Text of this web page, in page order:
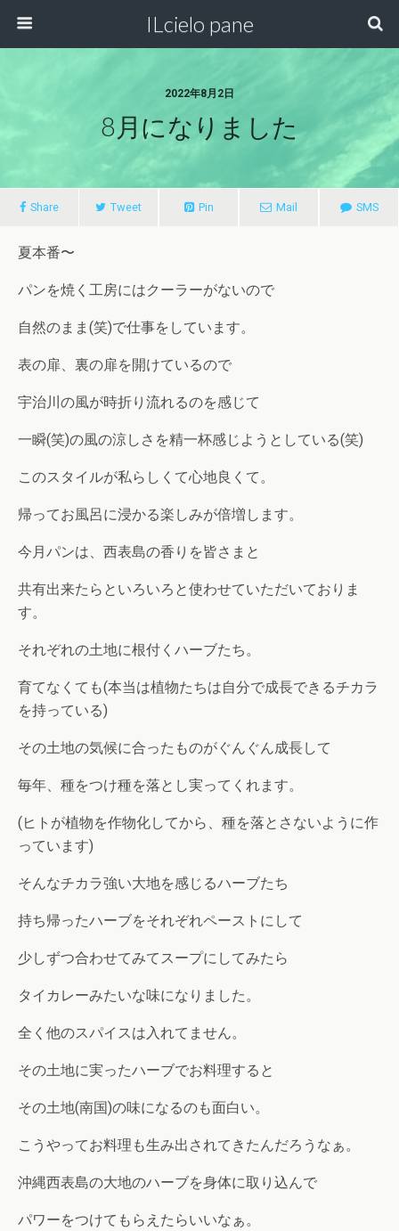
ILcielo pane
2022年8月2日
8月になりました
Share Tweet Pin Mail SMS
夏本番〜
パンを焼く工房にはクーラーがないので
自然のまま(笑)で仕事をしています。
表の扉、裏の扉を開けているので
宇治川の風が時折り流れるのを感じて
一瞬(笑)の風の涼しさを精一杯感じようとしている(笑)
このスタイルが私らしくて心地良くて。
帰ってお風呂に浸かる楽しみが倍増します。
今月パンは、西表島の香りを皆さまと
共有出来たらといろいろと使わせていただいておりま
す。
それぞれの土地に根付くハーブたち。
育てなくても(本当は植物たちは自分で成長できるチカラ
を持っている)
その土地の気候に合ったものがぐんぐん成長して
毎年、種をつけ種を落とし実ってくれます。
(ヒトが植物を作物化してから、種を落とさないように作
っています)
そんなチカラ強い大地を感じるハーブたち
持ち帰ったハーブをそれぞれペーストにして
少しずつ合わせてみてスープにしてみたら
タイカレーみたいな味になりました。
全く他のスパイスは入れてません。
その土地に実ったハーブでお料理すると
その土地(南国)の味になるのも面白い。
こうやってお料理も生み出されてきたんだろうなぁ。
沖縄西表島の大地のハーブを身体に取り込んで
パワーをつけてもらえたらいいなぁ。